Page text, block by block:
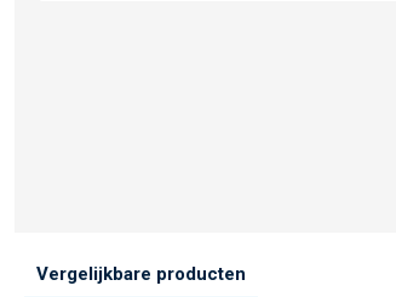
Vergelijkbare producten